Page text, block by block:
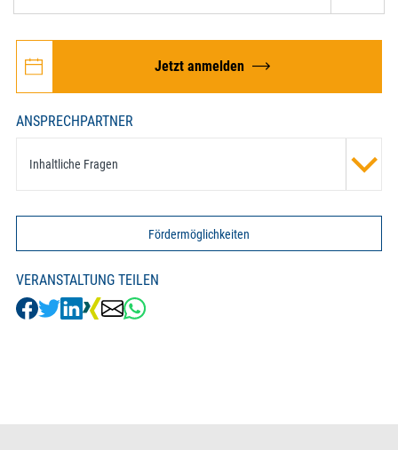
Jetzt anmelden
ANSPRECHPARTNER
Inhaltliche Fragen
Fördermöglichkeiten
VERANSTALTUNG TEILEN